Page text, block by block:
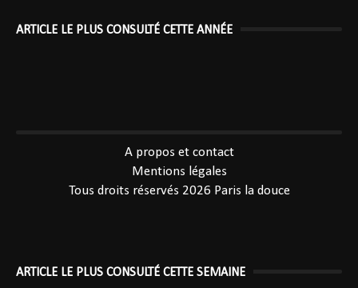
ARTICLE LE PLUS CONSULTÉ CETTE ANNÉE
A propos et contact
Mentions légales
Tous droits réservés 2026 Paris la douce
ARTICLE LE PLUS CONSULTÉ CETTE SEMAINE